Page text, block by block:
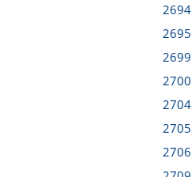
2694
2695
2699
2700
2704
2705
2706